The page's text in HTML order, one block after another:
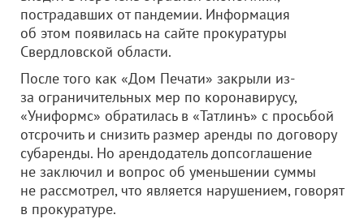
пострадавших от пандемии. Информация
об этом появилась на сайте прокуратуры
Свердловской области.
После того как «Дом Печати» закрыли из-
за ограничительных мер по коронавирусу,
«Униформс» обратилась в «Татлинъ» с просьбой
отсрочить и снизить размер аренды по договору
субаренды. Но арендодатель допсоглашение
не заключил и вопрос об уменьшении суммы
не рассмотрел, что является нарушением, говорят
в прокуратуре.